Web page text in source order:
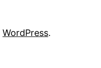
WordPress.